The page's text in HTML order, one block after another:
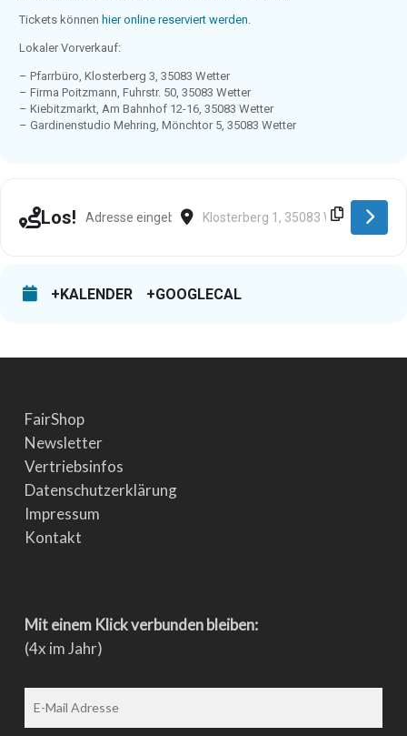
Tickets können hier online reserviert werden.
Lokaler Vorverkauf:
– Pfarrbüro, Klosterberg 3, 35083 Wetter
– Firma Poitzmann, Fuhrstr. 50, 35083 Wetter
– Kiebitzmarkt, Am Bahnhof 12-16, 35083 Wetter
– Gardinenstudio Mehring, Mönchtor 5, 35083 Wetter
Los! Address - Wetter (Hessen) [9vy1dYdfA]
Destination Address - Wetter
+KALENDER +GOOGLECAL
FairShop
Newsletter
Vertriebsinfos
Datenschutzerklärung
Impressum
Kontakt
Mit einem Klick verbunden bleiben:
(4x im Jahr)